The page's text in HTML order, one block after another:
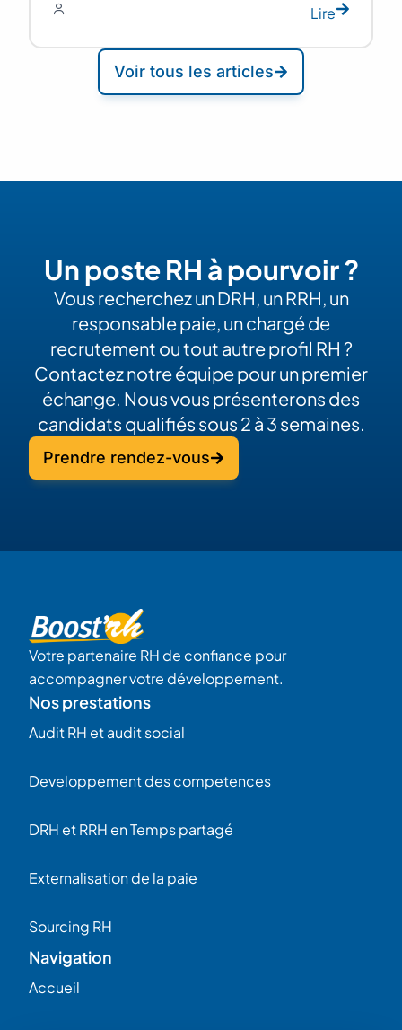
Lire
Voir tous les articles
Un poste RH à pourvoir ?
Vous recherchez un DRH, un RRH, un
responsable paie, un chargé de
recrutement ou tout autre profil RH ?
Contactez notre équipe pour un premier
échange. Nous vous présenterons des
candidats qualifiés sous 2 à 3 semaines.
Prendre rendez-vous
Votre partenaire RH de confiance pour
accompagner votre développement.
Nos prestations
Audit RH et audit social
Developpement des competences
DRH et RRH en Temps partagé
Externalisation de la paie
Sourcing RH
Navigation
Accueil